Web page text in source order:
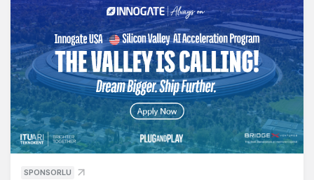
SPONSORLU